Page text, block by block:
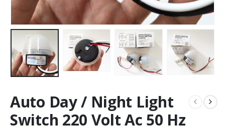
Auto Day / Night Light
Switch 220 Volt Ac 50 Hz